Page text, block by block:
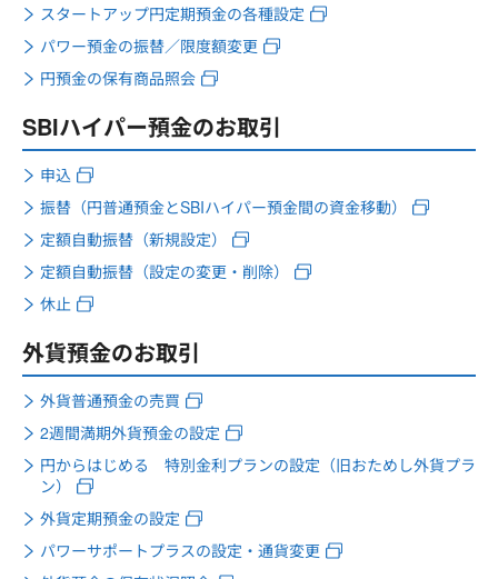
スタートアップ円定期預金の各種設定
パワー預金の振替／限度額変更
円預金の保有商品照会
SBIハイパー預金のお取引
申込
振替（円普通預金とSBIハイパー預金間の資金移動）
定額自動振替（新規設定）
定額自動振替（設定の変更・削除）
休止
外貨預金のお取引
外貨普通預金の売買
2週間満期外貨預金の設定
円からはじめる 特別金利プランの設定（旧おためし外貨プラ
ン）
外貨定期預金の設定
パワーサポートプラスの設定・通貨変更